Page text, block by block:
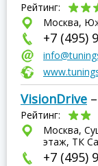
Рейтинг:
Москва,
+7 (495)
VisionDrive
Рейтинг:
Москва,
этаж, ТК
+7 (495)